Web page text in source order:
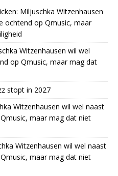
Miljuschka Witzenhausen
ochtend op Qmusic, maar
Witzenhausen wil wel
op Qmusic, maar mag dat
stopt in 2027
Witzenhausen wil wel naast
maar mag dat niet
Witzenhausen wil wel naast
maar mag dat niet